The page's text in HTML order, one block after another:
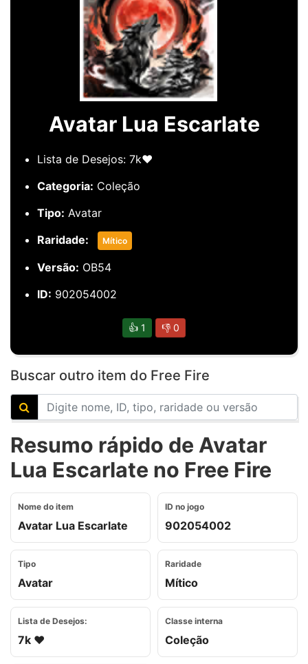
Avatar Lua Escarlate
Lista de Desejos: 7k❤️
Categoria: Coleção
Tipo: Avatar
Raridade:
Mítico
Versão: OB54
ID: 902054002
👍 1 👎 0
Buscar outro item do Free Fire
Resumo rápido de Avatar
Lua Escarlate no Free Fire
Nome do item
Avatar Lua Escarlate
ID no jogo
902054002
Tipo
Avatar
Raridade
Mítico
Lista de Desejos:
7k ❤️
Classe interna
Coleção